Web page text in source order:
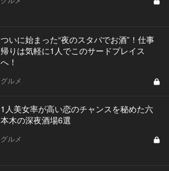
ついに始まった“夜のスタバでお酒”！仕事
帰りは気軽に1人でこのサードプレイス
へ！
グルメ
1人美女率が高い恋のチャンスを秘めた六
本木の深夜酒場6選
グルメ